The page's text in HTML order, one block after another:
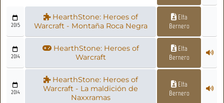
2015
HearthStone: Heroes of
Warcraft - Montaña Roca Negra
Elta
Bernero
2014
HearthStone: Heroes of
Warcraft
Elta
Bernero
2014
HearthStone: Heroes of
Warcraft - La maldición de
Naxxramas
Elta
Bernero